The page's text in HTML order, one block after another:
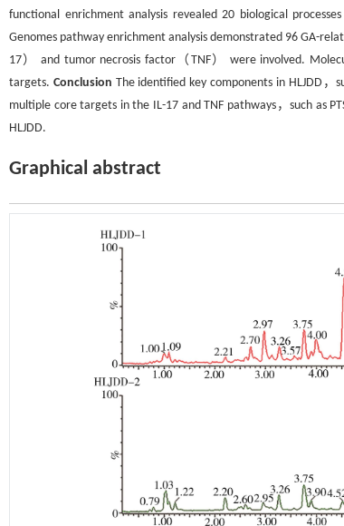
functional enrichment analysis revealed 20 biological
Genomes pathway enrichment analysis demonstrated 96 GA-
17） and tumor necrosis factor（TNF） were involved.
targets. Conclusion The identified key components in HLJDD
multiple core targets in the IL-17 and TNF pathways，such as
HLJDD.
Graphical abstract